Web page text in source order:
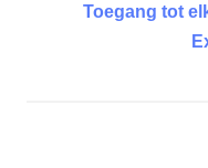
Toegang tot